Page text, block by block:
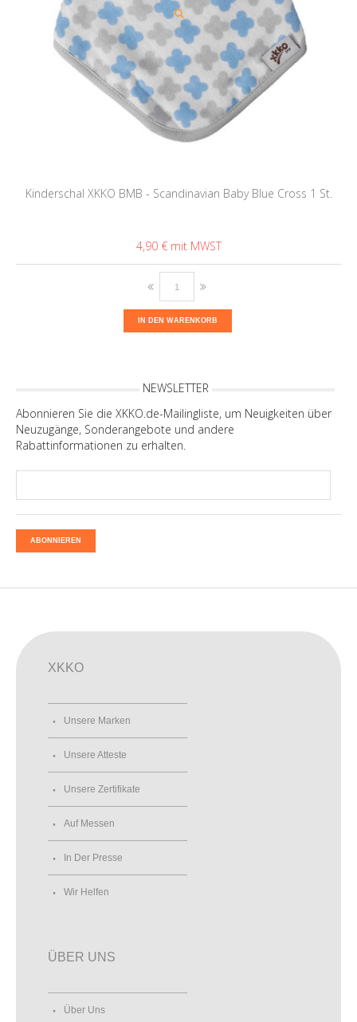
Kinderschal XKKO BMB - Scandinavian Baby Blue Cross 1 St.
4,90 €
IN DEN WARENKORB
NEWSLETTER
Abonnieren Sie die XKKO.de-Mailingliste, um Neuigkeiten über
Neuzugänge, Sonderangebote und andere
Rabattinformationen zu erhalten.
ABONNIEREN
XKKO
Unsere Marken
Unsere Atteste
Unsere Zertifikate
Auf Messen
In Der Presse
Wir Helfen
ÜBER UNS
Über Uns